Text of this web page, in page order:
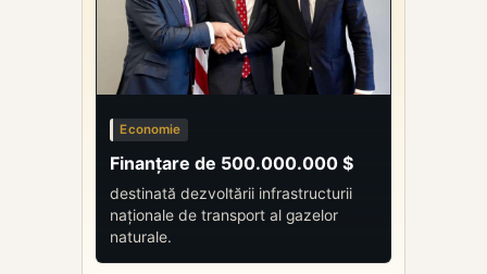
Economie
Finanțare de 500.000.000 $
destinată dezvoltării infrastructurii
naționale de transport al gazelor
naturale.